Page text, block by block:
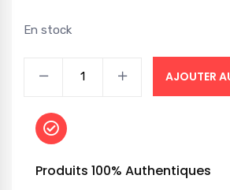
En stock
AJOUTER
Produits 100% Authentiques